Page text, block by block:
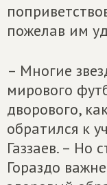
пожелав им
– Многие
мирового
дворового,
обратился к
Газзаев. – Но
Гораздо